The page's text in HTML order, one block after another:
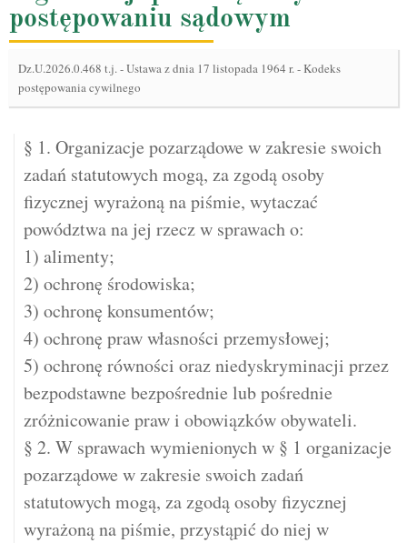
postępowaniu sądowym
Dz.U.2026.0.468 t.j.-Ustawa z dnia 17 listopada 1964 r. - Kodeks
postępowania cywilnego
§ 1. Organizacje pozarządowe w zakresie swoich
zadań statutowych mogą, za zgodą osoby
fizycznej wyrażoną na piśmie, wytaczać
powództwa na jej rzecz w sprawach o:
1) alimenty;
2) ochronę środowiska;
3) ochronę konsumentów;
4) ochronę praw własności przemysłowej;
5) ochronę równości oraz niedyskryminacji przez
bezpodstawne bezpośrednie lub pośrednie
zróżnicowanie praw i obowiązków obywateli.
§ 2. W sprawach wymienionych w § 1 organizacje
pozarządowe w zakresie swoich zadań
statutowych mogą, za zgodą osoby fizycznej
wyrażoną na piśmie, przystąpić do niej w